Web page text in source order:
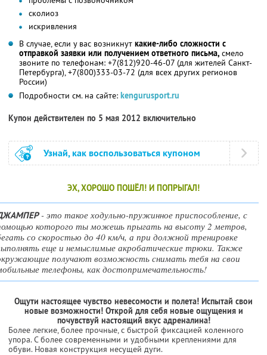
сколиоз
искривления
В случае, если у вас возникнут какие-либо сложности с
отправкой заявки или получением ответного письма, смело
звоните по телефонам: +7(812)920-46-07 (для жителей Санкт-
Петербурга), +7(800)333-03-72 (для всех других регионов
России)
Подробности см. на сайте: kengurusport.ru
Купон действителен по 5 мая 2012 включительно
Узнай, как воспользоваться купоном
ЭХ, ХОРОШО ПОШЁЛ! И ПОПРЫГАЛ!
- это такое ходульно-пружинное приспособление, с
которого ты можешь прыгать на высоту 2 метров,
со скоростью до 40 км/ч, а при должной тренировке
еще и немыслимые акробатические трюки. Также
получают возможность снимать тебя на свои
телефоны, как достопримечательность!
Ощути настоящее чувство невесомости и полета! Испытай свои
новые возможности! Открой для себя новые ощущения и
почувствуй настоящий вкус адреналина!
Более легкие, более прочные, с быстрой фиксацией коленного
упора. С более современными и удобными креплениями для
обуви. Новая конструкция несущей дуги.